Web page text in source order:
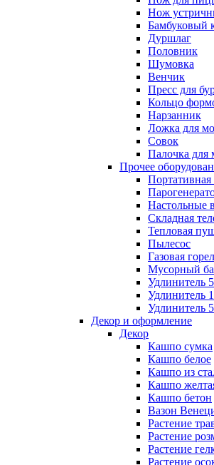
Нож
Бамбуковый
Дуршлаг
Половник
Шумовка
Венчик
Пресс для
Кольцо
Нарзанник
Ложка для
Совок
Палочка для
Прочее
Портативная
Настольные
Складная
Тепловая
Пылесос
Газовая
Мусорный
Удлинитель
Удлинитель
Удлинитель
Декор и оформление
Декор
Кашпо сумка
Кашпо белое
Кашпо из
Кашпо
Кашпо бетон
Вазон
Растение
Растение
Растение
Растение